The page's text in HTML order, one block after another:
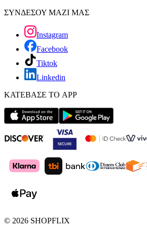
ΣΥΝΔΕΣΟΥ ΜΑΖΙ ΜΑΣ
Instagram
Facebook
Tiktok
Linkedin
ΚΑΤΕΒΑΣΕ ΤΟ APP
© 2026 SHOPFLIX